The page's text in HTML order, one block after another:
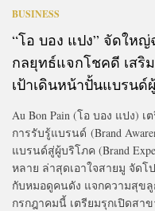
BUSINESS
“โอ บอง แปง” จัดใหญ่
กลยุทธ์แจกโชคดี เสริ
เป้าเดินหน้าปั้นแบรนด์
Au Bon Pain (โอ บอง แปง)
การรับรู้แบรนด์ (Brand
แบรนด์สู่ผู้บริโภค (Brand
หลาย ล่าสุดเอาใจสายมู จัดโ
กับหมอดูคนดัง แจกความสุข
กรกฎาคมนี้ เตรียมรุกเปิดสา